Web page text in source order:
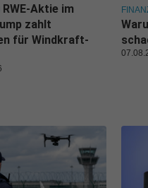
RWE-Aktie im
zahlt
für Windkraft-